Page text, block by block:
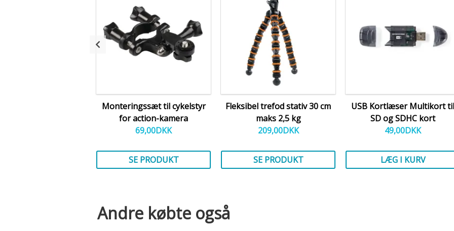
Monteringssæt til cykelstyr
for action-kamera
69,00DKK
SE PRODUKT
Fleksibel trefod stativ 30 cm
maks 2,5 kg
209,00DKK
SE PRODUKT
USB Kortlæser Multikort til
SD og SDHC kort
49,00DKK
LÆG I KURV
Andre købte også